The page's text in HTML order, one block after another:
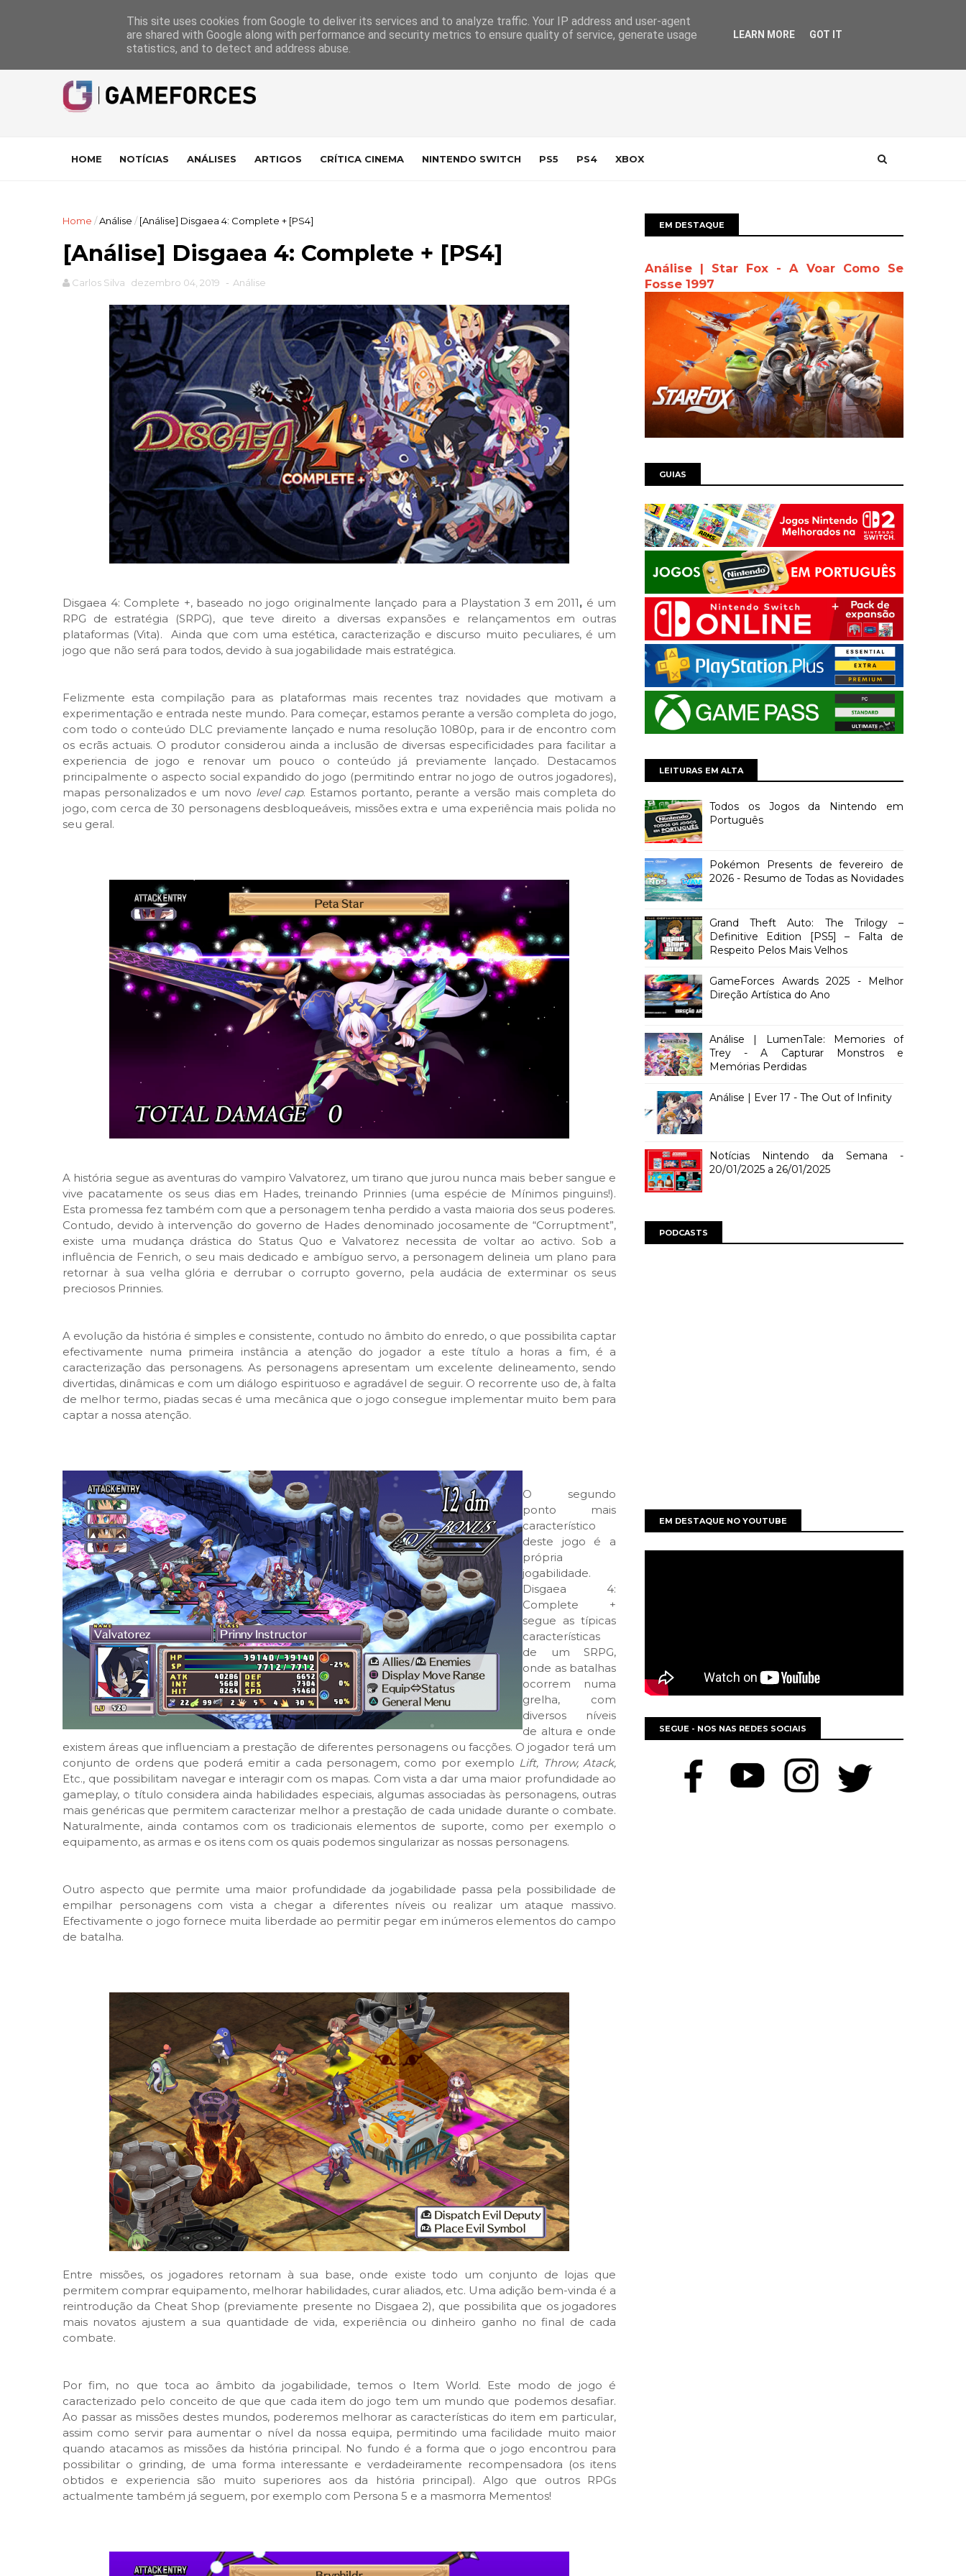
A equipa Pontuações das Análises Suporte da Indústria Contacto
HOME NOTÍCIAS ANÁLISES ARTIGOS CRÍTICA CINEMA NINTENDO SWITCH PS5 PS4 XBOX
Home /Análise / [Análise] Disgaea 4: Complete + [PS4]
[Análise] Disgaea 4: Complete + [PS4]
Carlos Silva dezembro 04, 2019 - Análise
Disgaea 4: Complete +, baseado no jogo originalmente lançado para a Playstation 3 em 2011, é um
RPG de estratégia (SRPG), que teve direito a diversas expansões e relançamentos em outras
plataformas (Vita). Ainda que com uma estética, caracterização e discurso muito peculiares, é um
jogo que não será para todos, devido à sua jogabilidade mais estratégica.
Felizmente esta compilação para as plataformas mais recentes traz novidades que motivam a
experimentação e entrada neste mundo. Para começar, estamos perante a versão completa do jogo,
com todo o conteúdo DLC previamente lançado e numa resolução 1080p, para ir de encontro com
os ecrãs actuais. O produtor considerou ainda a inclusão de diversas especificidades para facilitar a
experiencia de jogo e renovar um pouco o conteúdo já previamente lançado. Destacamos
principalmente o aspecto social expandido do jogo (permitindo entrar no jogo de outros jogadores),
mapas personalizados e um novo level cap. Estamos portanto, perante a versão mais completa do
jogo, com cerca de 30 personagens desbloqueáveis, missões extra e uma experiência mais polida no
seu geral.
A história segue as aventuras do vampiro Valvatorez, um tirano que jurou nunca mais beber sangue e
vive pacatamente os seus dias em Hades, treinando Prinnies (uma espécie de Mínimos pinguins!).
Esta promessa fez também com que a personagem tenha perdido a vasta maioria dos seus poderes.
Contudo, devido à intervenção do governo de Hades denominado jocosamente de “Corruptment”,
existe uma mudança drástica do Status Quo e Valvatorez necessita de voltar ao activo. Sob a
influência de Fenrich, o seu mais dedicado e ambíguo servo, a personagem delineia um plano para
retornar à sua velha glória e derrubar o corrupto governo, pela audácia de exterminar os seus
preciosos Prinnies.
A evolução da história é simples e consistente, contudo no âmbito do enredo, o que possibilita captar
efectivamente numa primeira instância a atenção do jogador a este título a horas a fim, é a
caracterização das personagens. As personagens apresentam um excelente delineamento, sendo
divertidas, dinâmicas e com um diálogo espirituoso e agradável de seguir. O recorrente uso de, à falta
de melhor termo, piadas secas é uma mecânica que o jogo consegue implementar muito bem para
captar a nossa atenção.
O segundo
ponto mais
característico
deste jogo é a
própria
jogabilidade.
Disgaea 4:
Complete +
segue as típicas
características
de um SRPG,
onde as batalhas
ocorrem numa
grelha, com
diversos níveis
de altura e onde
existem áreas que influenciam a prestação de diferentes personagens ou facções. O jogador terá um
conjunto de ordens que poderá emitir a cada personagem, como por exemplo Lift, Throw, Atack,
Etc., que possibilitam navegar e interagir com os mapas. Com vista a dar uma maior profundidade ao
gameplay, o título considera ainda habilidades especiais, algumas associadas às personagens, outras
mais genéricas que permitem caracterizar melhor a prestação de cada unidade durante o combate.
Naturalmente, ainda contamos com os tradicionais elementos de suporte, como per exemplo o
equipamento, as armas e os itens com os quais podemos singularizar as nossas personagens.
Outro aspecto que permite uma maior profundidade da jogabilidade passa pela possibilidade de
empilhar personagens com vista a chegar a diferentes níveis ou realizar um ataque massivo.
Efectivamente o jogo fornece muita liberdade ao permitir pegar em inúmeros elementos do campo
de batalha.
Entre missões, os jogadores retornam à sua base, onde existe todo um conjunto de lojas que
permitem comprar equipamento, melhorar habilidades, curar aliados, etc. Uma adição bem-vinda é a
reintrodução da Cheat Shop (previamente presente no Disgaea 2), que possibilita que os jogadores
mais novatos ajustem a sua quantidade de vida, experiência ou dinheiro ganho no final de cada
combate.
Por fim, no que toca ao âmbito da jogabilidade, temos o Item World. Este modo de jogo é
caracterizado pelo conceito de que que cada item do jogo tem um mundo que podemos desafiar.
Ao passar as missões destes mundos, poderemos melhorar as características do item em particular,
assim como servir para aumentar o nível da nossa equipa, permitindo uma facilidade muito maior
quando atacamos as missões da história principal. No fundo é a forma que o jogo encontrou para
possibilitar o grinding, de uma forma interessante e verdadeiramente recompensadora (os itens
obtidos e experiencia são muito superiores aos da história principal). Algo que outros RPGs
actualmente também já seguem, por exemplo com Persona 5 e a masmorra Mementos!
EM DESTAQUE
Análise | Star Fox - A Voar Como Se
Fosse 1997
GUIAS
LEITURAS EM ALTA
Todos os Jogos da Nintendo em
Português
Pokémon Presents de fevereiro de
2026 - Resumo de Todas as Novidades
Grand Theft Auto: The Trilogy –
Definitive Edition [PS5] – Falta de
Respeito Pelos Mais Velhos
GameForces Awards 2025 - Melhor
Direção Artística do Ano
Análise | LumenTale: Memories of
Trey - A Capturar Monstros e
Memórias Perdidas
Análise | Ever 17 - The Out of Infinity
Notícias Nintendo da Semana -
20/01/2025 a 26/01/2025
PODCASTS
EM DESTAQUE NO YOUTUBE
SEGUE - NOS NAS REDES SOCIAIS
This site uses cookies from Google to deliver its services and to analyze traffic. Your IP address and user-agent
are shared with Google along with performance and security metrics to ensure quality of service, generate usage
statistics, and to detect and address abuse.
LEARN MORE GOT IT